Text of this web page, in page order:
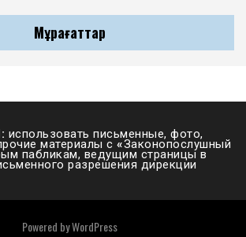
Мұрағаттар
использовать письменные, фото,
материалы с «Законопослушный
пабликам, ведущим страницы в
разрешения дирекции
Powered byWordPress